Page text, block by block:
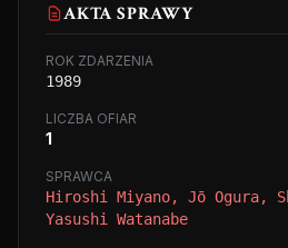
AKTA SPRAWY
ROK ZDARZENIA
1989
LICZBA OFIAR
1
SPRAWCA
Hiroshi Miyano, Jō Ogura,
Yasushi Watanabe